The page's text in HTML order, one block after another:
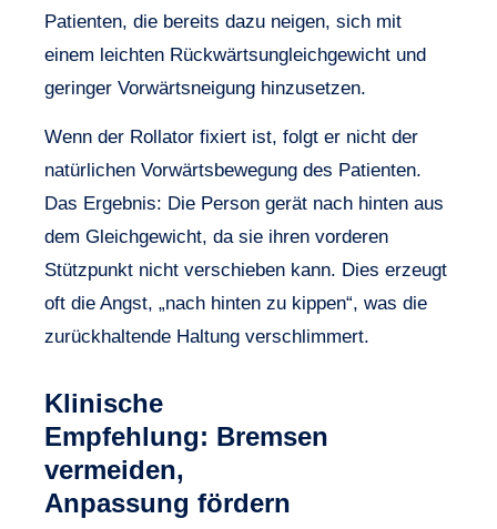
Patienten, die bereits dazu neigen, sich mit
einem leichten Rückwärtsungleichgewicht und
geringer Vorwärtsneigung hinzusetzen.
Wenn der Rollator fixiert ist, folgt er nicht der
natürlichen Vorwärtsbewegung des Patienten.
Das Ergebnis: Die Person gerät nach hinten aus
dem Gleichgewicht, da sie ihren vorderen
Stützpunkt nicht verschieben kann. Dies erzeugt
oft die Angst, „nach hinten zu kippen“, was die
zurückhaltende Haltung verschlimmert.
Klinische
Empfehlung: Bremsen
vermeiden,
Anpassung fördern